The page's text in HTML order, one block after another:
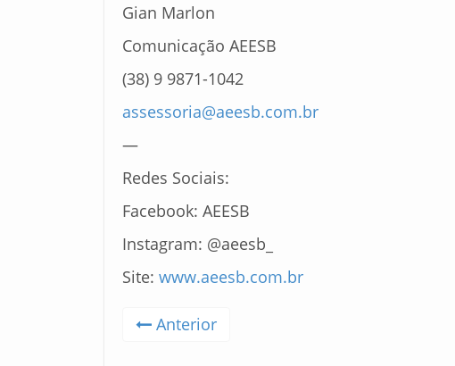
Gian Marlon
Comunicação AEESB
(38) 9 9871-1042
assessoria@aeesb.com.br
—
Redes Sociais:
Facebook: AEESB
Instagram: @aeesb_
Site: www.aeesb.com.br
Anterior